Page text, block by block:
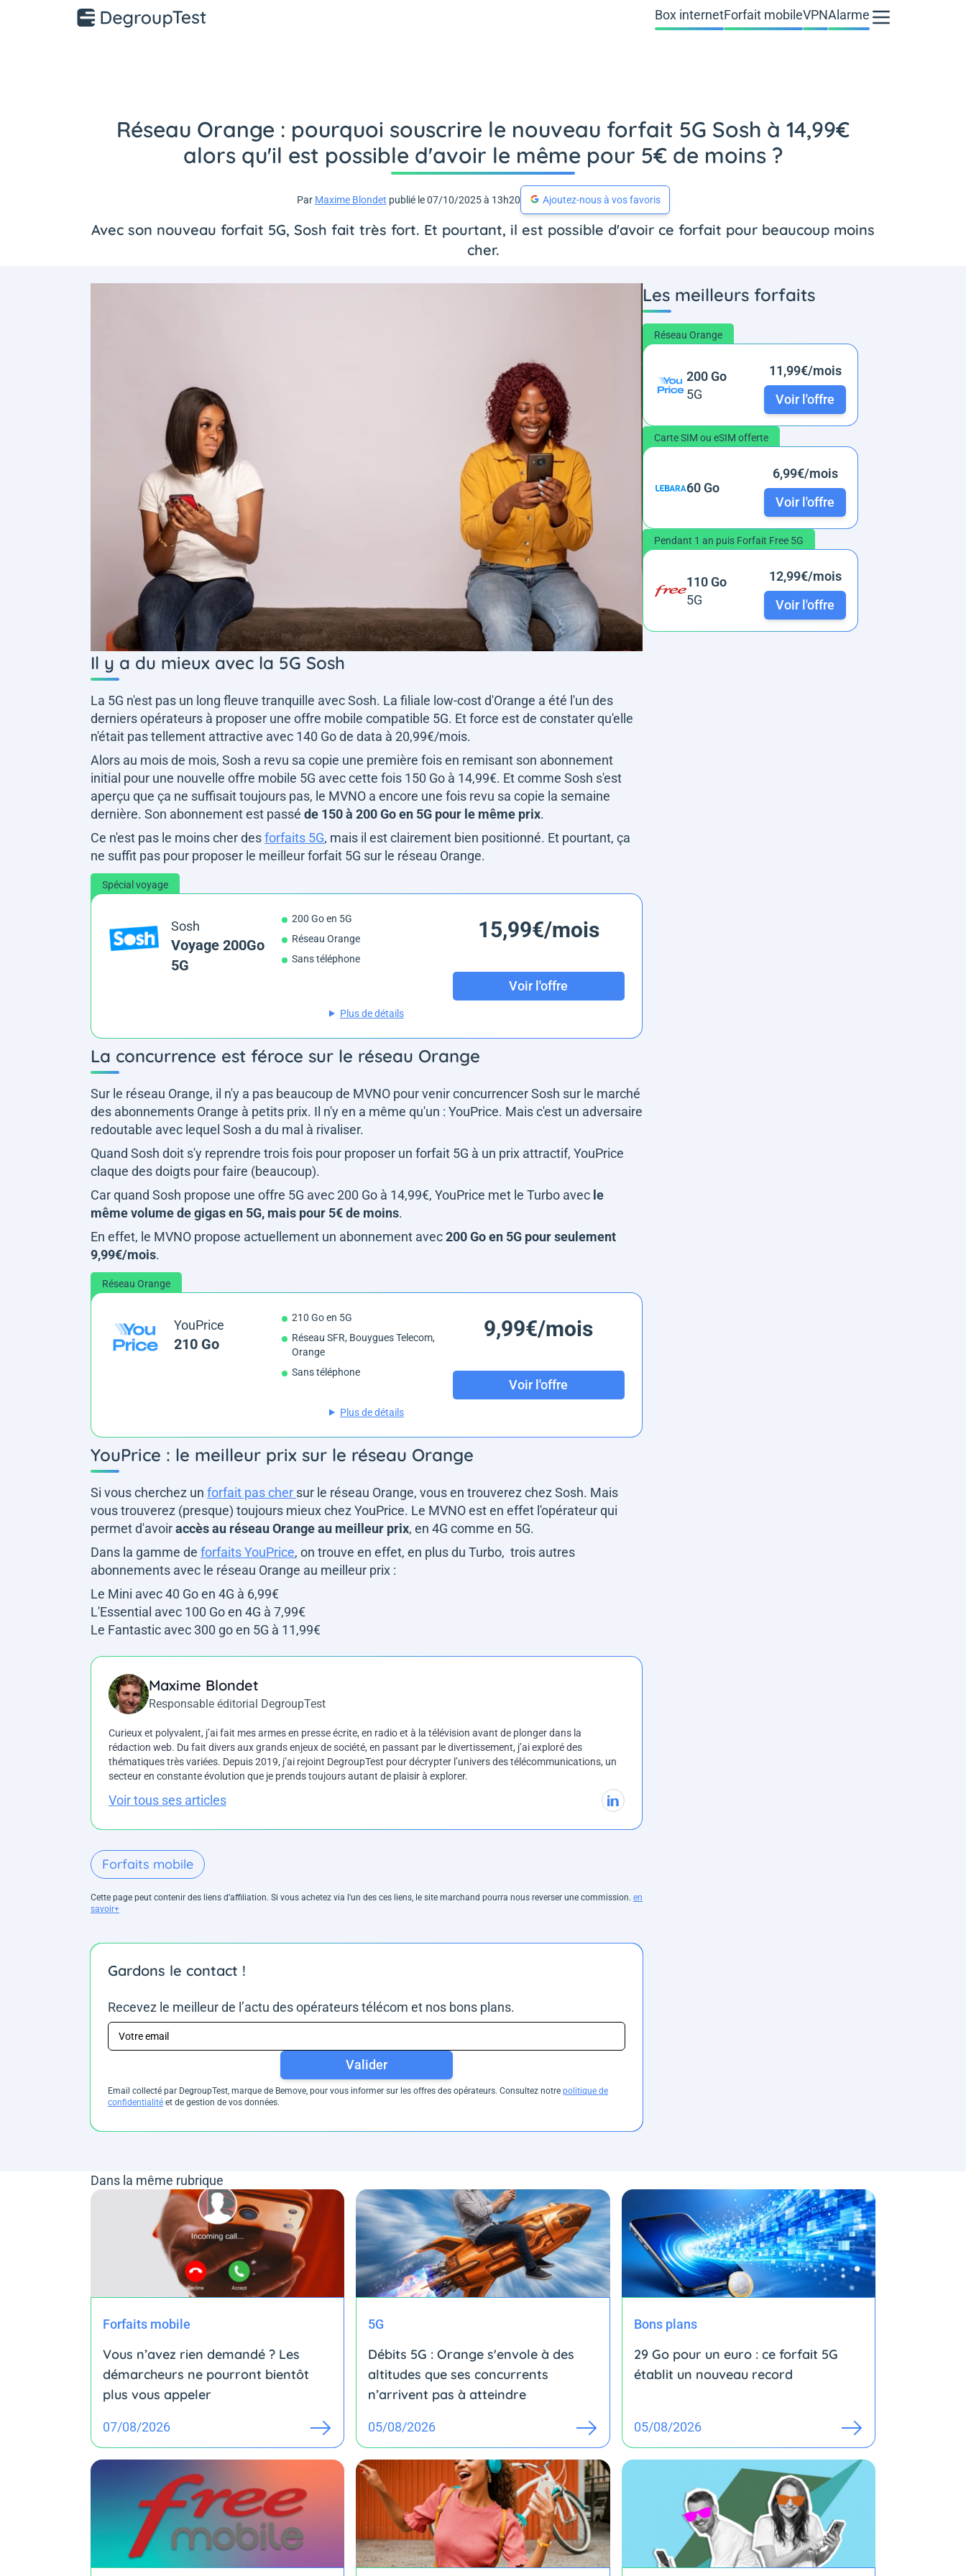
Box internetForfait mobileVPNAlarme
Réseau Orange : pourquoi souscrire le nouveau forfait 5G Sosh à 14,99€
alors qu'il est possible d'avoir le même pour 5€ de moins ?
Par Maxime Blondet publié le 07/10/2025 à 13h20 Ajoutez-nous à vos favoris
Avec son nouveau forfait 5G, Sosh fait très fort. Et pourtant, il est possible d'avoir ce forfait pour beaucoup moins
cher.
Il y a du mieux avec la 5G Sosh
La 5G n'est pas un long fleuve tranquille avec Sosh. La filiale low-cost d'Orange a été l'un des
derniers opérateurs à proposer une offre mobile compatible 5G. Et force est de constater qu'elle
n'était pas tellement attractive avec 140 Go de data à 20,99€/mois.
Alors au mois de mois, Sosh a revu sa copie une première fois en remisant son abonnement
initial pour une nouvelle offre mobile 5G avec cette fois 150 Go à 14,99€. Et comme Sosh s'est
aperçu que ça ne suffisait toujours pas, le MVNO a encore une fois revu sa copie la semaine
dernière. Son abonnement est passé de 150 à 200 Go en 5G pour le même prix.
Ce n'est pas le moins cher desforfaits 5G, mais il est clairement bien positionné. Et pourtant, ça
ne suffit pas pour proposer le meilleur forfait 5G sur le réseau Orange.
Spécial voyage
Sosh
Voyage 200Go
5G
200 Go en 5G
Réseau Orange
Sans téléphone
15,99€/mois
Voir l'offre
Plus de détails
La concurrence est féroce sur le réseau Orange
Sur le réseau Orange, il n'y a pas beaucoup de MVNO pour venir concurrencer Sosh sur le marché
des abonnements Orange à petits prix. Il n'y en a même qu'un : YouPrice. Mais c'est un adversaire
redoutable avec lequel Sosh a du mal à rivaliser.
Quand Sosh doit s'y reprendre trois fois pour proposer un forfait 5G à un prix attractif, YouPrice
claque des doigts pour faire (beaucoup).
Car quand Sosh propose une offre 5G avec 200 Go à 14,99€, YouPrice met le Turbo avec le
même volume de gigas en 5G, mais pour 5€ de moins.
En effet, le MVNO propose actuellement un abonnement avec200 Go en 5G pour seulement
9,99€/mois.
Réseau Orange
YouPrice
210 Go
210 Go en 5G
Réseau SFR, Bouygues Telecom,
Orange
Sans téléphone
9,99€/mois
Voir l'offre
Plus de détails
YouPrice : le meilleur prix sur le réseau Orange
Si vous cherchez un forfait pas cher sur le réseau Orange, vous en trouverez chez Sosh. Mais
vous trouverez (presque) toujours mieux chez YouPrice. Le MVNO est en effet l'opérateur qui
permet d'avoiraccès au réseau Orange au meilleur prix, en 4G comme en 5G.
Dans la gamme de forfaits YouPrice, on trouve en effet, en plus du Turbo, trois autres
abonnements avec le réseau Orange au meilleur prix :
Le Mini avec 40 Go en 4G à 6,99€
L'Essential avec 100 Go en 4G à 7,99€
Le Fantastic avec 300 go en 5G à 11,99€
Maxime Blondet
Responsable éditorial DegroupTest
Curieux et polyvalent, j’ai fait mes armes en presse écrite, en radio et à la télévision avant de plonger dans la
rédaction web. Du fait divers aux grands enjeux de société, en passant par le divertissement, j’ai exploré des
thématiques très variées. Depuis 2019, j’ai rejoint DegroupTest pour décrypter l’univers des télécommunications, un
secteur en constante évolution que je prends toujours autant de plaisir à explorer.
Voir tous ses articles
Forfaits mobile
Cette page peut contenir des liens d’affiliation. Si vous achetez via l'un des ces liens, le site marchand pourra nous reverser une commission. en
savoir+
Gardons le contact !
Recevez le meilleur de l’actu des opérateurs télécom et nos bons plans.
Valider
Email collecté par DegroupTest, marque de Bemove, pour vous informer sur les offres des opérateurs. Consultez notre politique de
confidentialité et de gestion de vos données.
Les meilleurs forfaits
Réseau Orange
200 Go
5G
11,99€/mois
Voir l'offre
Carte SIM ou eSIM offerte
60 Go
6,99€/mois
Voir l'offre
Pendant 1 an puis Forfait Free 5G
110 Go
5G
12,99€/mois
Voir l'offre
Dans la même rubrique
Forfaits mobile
Vous n’avez rien demandé ? Les
démarcheurs ne pourront bientôt
plus vous appeler
07/08/2026
5G
Débits 5G : Orange s'envole à des
altitudes que ses concurrents
n’arrivent pas à atteindre
05/08/2026
Bons plans
29 Go pour un euro : ce forfait 5G
établit un nouveau record
05/08/2026